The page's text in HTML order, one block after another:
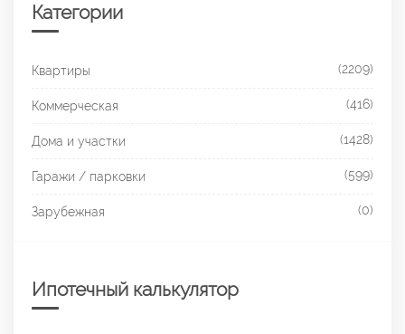
Категории
Квартиры (2209)
Коммерческая (416)
Дома и участки (1428)
Гаражи / парковки (599)
Зарубежная (0)
Ипотечный калькулятор